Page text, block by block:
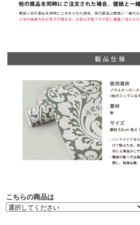
こちらの商品は